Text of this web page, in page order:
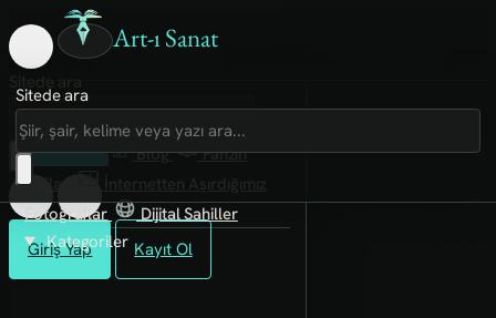
Art-ı Sanat
Giriş Yap Kayıt Ol
Sitede ara
Art-ı Sosyal
İmece
Kütüphane
Blog
Fanzin
Rafları
Fotoğraflar
Dijital Sahiller
Kategoriler